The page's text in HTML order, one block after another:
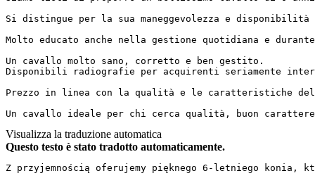
Si distingue per la sua maneggevolezza e
Molto educato anche nella gestione quotidiana e
Un cavallo molto sano, corretto e ben gestito.
Disponibili radiografie per acquirenti seriamente
Prezzo in linea con la qualità e le caratteristiche
Un cavallo ideale per chi cerca qualità, buon
Visualizza la traduzione automatica
Questo testo è stato tradotto automaticamente.
Z przyjemnością oferujemy pięknego 6-letniego konia,